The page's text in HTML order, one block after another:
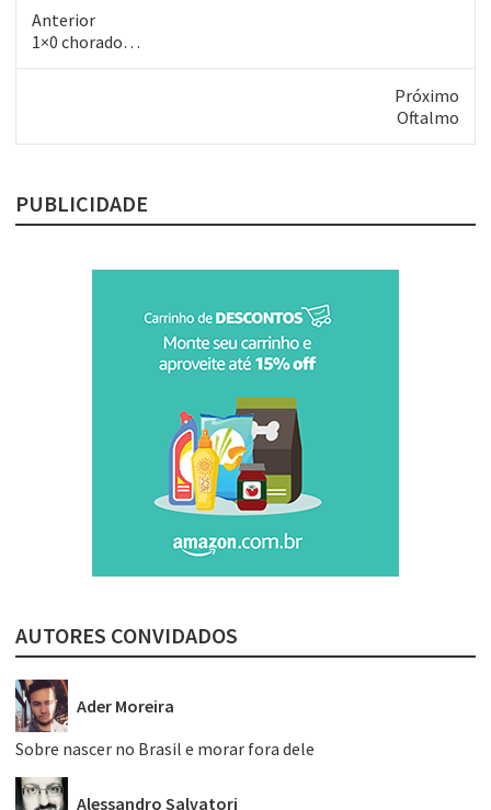
inglês.Talvez eu mude o
cabeçalho também e…
Anterior
Post
anterior:
1×0 chorado…
Próximo
post:
Oftalmo
PUBLICIDADE
AUTORES CONVIDADOS
Ader Moreira
Sobre nascer no Brasil e morar fora dele
Alessandro Salvatori